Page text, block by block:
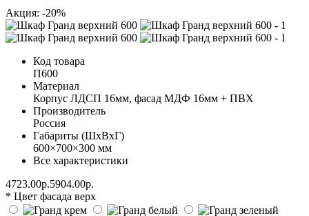
Акция: -20%
Код товара
П600
Материал
Корпус ЛДСП 16мм, фасад МДФ 16мм + ПВХ
Производитель
Россия
Габариты (ШхВхГ)
600×700×300 мм
Все характеристики
4723.00р.5904.00р.
* Цвет фасада верх